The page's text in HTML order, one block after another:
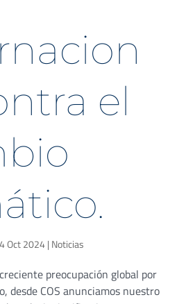
el
Oct 2024| Noticias
preocupación global por
desde COS anunciamos nuestro